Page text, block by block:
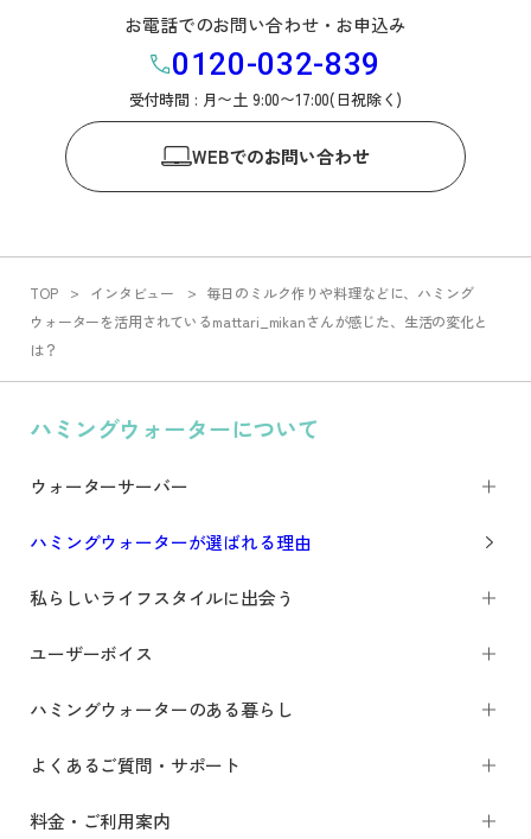
お電話でのお問い合わせ・お申込み
0120-032-839
受付時間 : 月〜土 9:00〜17:00(日祝除く)
WEBでのお問い合わせ
TOP インタビュー
毎日のミルク作りや料理などに、ハミング
ウォーターを活用されているmattari_mikanさんが感じた、生活の変化と
は？
ハミングウォーターについて
ウォーターサーバー
ハミングウォーターが選ばれる理由
私らしいライフスタイルに出会う
ユーザーボイス
ハミングウォーターのある暮らし
よくあるご質問・サポート
料金・ご利用案内